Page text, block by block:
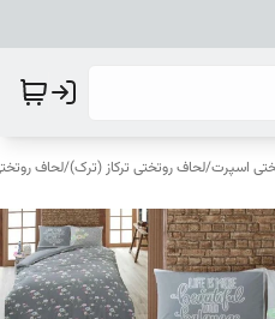
اسپرت/لحاف روتختی ترکاز (ترک)/لحاف روتختی